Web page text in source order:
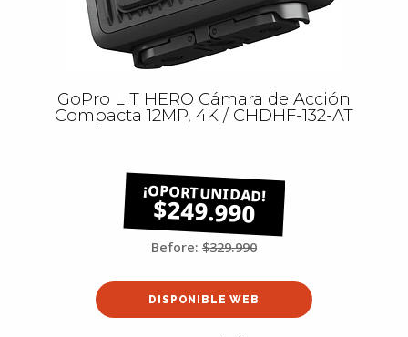
GoPro LIT HERO Cámara de Acción
Compacta 12MP, 4K / CHDHF-132-AT
$249.990
Before: $329.990
DISPONIBLE WEB